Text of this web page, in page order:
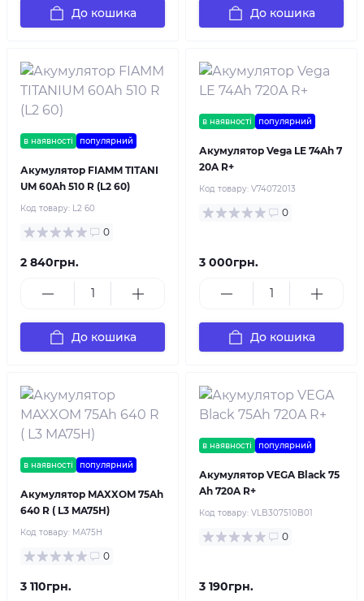
До кошика До кошика
в наявності популярний
Акумулятор FIAMM TITANI
UM 60Ah 510 R (L2 60)
Код товару: L2 60
0
2 840грн.
До кошика
в наявності популярний
Акумулятор Vega LE 74Ah 7
20A R+
Код товару: V74072013
0
3 000грн.
До кошика
в наявності популярний
Акумулятор MAXXOM 75Ah
640 R ( L3 MA75H)
Код товару: MA75H
0
3 110грн.
в наявності популярний
Акумулятор VEGA Black 75
Ah 720A R+
Код товару: VLB307510B01
0
3 190грн.